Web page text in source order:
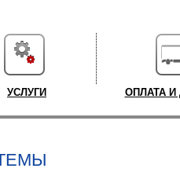
УСЛУГИ ОПЛАТА И